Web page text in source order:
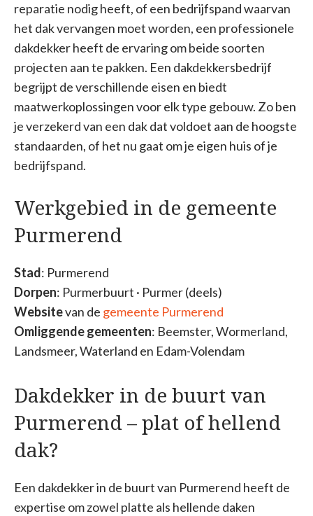
reparatie nodig heeft, of een bedrijfspand waarvan
het dak vervangen moet worden, een professionele
dakdekker heeft de ervaring om beide soorten
projecten aan te pakken. Een dakdekkersbedrijf
begrijpt de verschillende eisen en biedt
maatwerkoplossingen voor elk type gebouw. Zo ben
je verzekerd van een dak dat voldoet aan de hoogste
standaarden, of het nu gaat om je eigen huis of je
bedrijfspand.
Werkgebied in de gemeente
Purmerend
Stad: Purmerend
Dorpen: Purmerbuurt · Purmer (deels)
Websitevan de gemeente Purmerend
Omliggende gemeenten: Beemster, Wormerland,
Landsmeer, Waterland en Edam-Volendam
Dakdekker in de buurt van
Purmerend – plat of hellend
dak?
Een dakdekker in de buurt van Purmerend heeft de
expertise om zowel platte als hellende daken